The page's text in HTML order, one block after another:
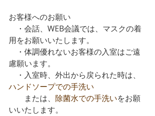
お客様へのお願い
・会話、WEB会議では、マスクの着
用をお願いいたします。
・体調優れないお客様の入室はご遠
慮願います。
・入室時、外出から戻られた時は、
ハンドソープでの手洗い
または、 除菌水での手洗いをお願
いいたします。